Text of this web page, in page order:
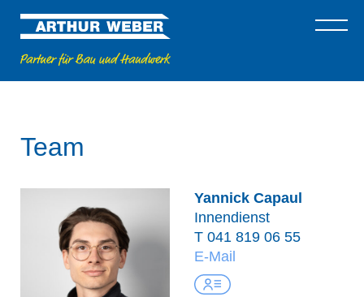
Team
Yannick Capaul
Innendienst
T 041 819 06 55
E-Mail